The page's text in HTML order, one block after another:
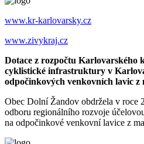
www.kr-karlovarsky.cz
www.zivykraj.cz
Dotace z rozpočtu Karlovarského
cyklistické infrastruktury v
odpočinkových venkovních lavic z
Obec Dolní Žandov obdržela v roce
odboru regionálního rozvoje
na odpočinkové venkovní lavice z